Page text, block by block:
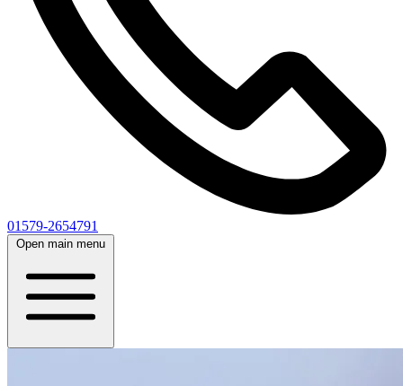
01579-2654791
Open main menu